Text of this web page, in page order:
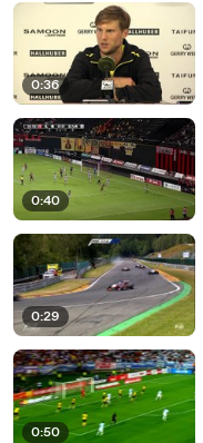
0:36
0:40
0:29
0:50